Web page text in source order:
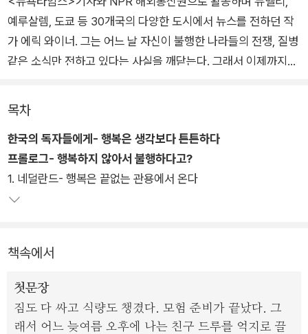
예루살렘, 도쿄 등 30개국의 다양한 도시에서 뉴스를 전하던 작
가 에릭 와이너. 그는 어느 날 자신이 불행한 나라들의 전쟁, 질병
같은 소식만 전하고 있다는 사실을 깨닫는다. 그래서 이제까지와
나라의 정체를 밝혀보기로 결심한다.
에릭 와이너는 우리가 행복의 필수 조건이라고 생각하는 돈, 즐거
움, 영적 깊이, 가족 등을 완벽하게 갖추고 있다는 나라들을 다녀
보기로 결심한다. 그는 스위스, 아이슬란드, 부탄, 인도 등 4대륙
10개국을 여행하며 행복학 연구자에서 정치가까지, 처세술에서
든 정의가 유쾌하게 그려진다.
목차
한국의 독자들에게- 행복은 생각보다 튼튼하다
프롤로그- 행복하지 않아서 불행하다고?
1. 네덜란드- 행복은 끝없는 관용에서 온다
책속에서
첫문장
짐도 다 싸고 식량도 챙겼다. 모험 준비가 끝났다. 그
래서 어느 늦여름 오후에 나는 친구 드루를 억지로 끌